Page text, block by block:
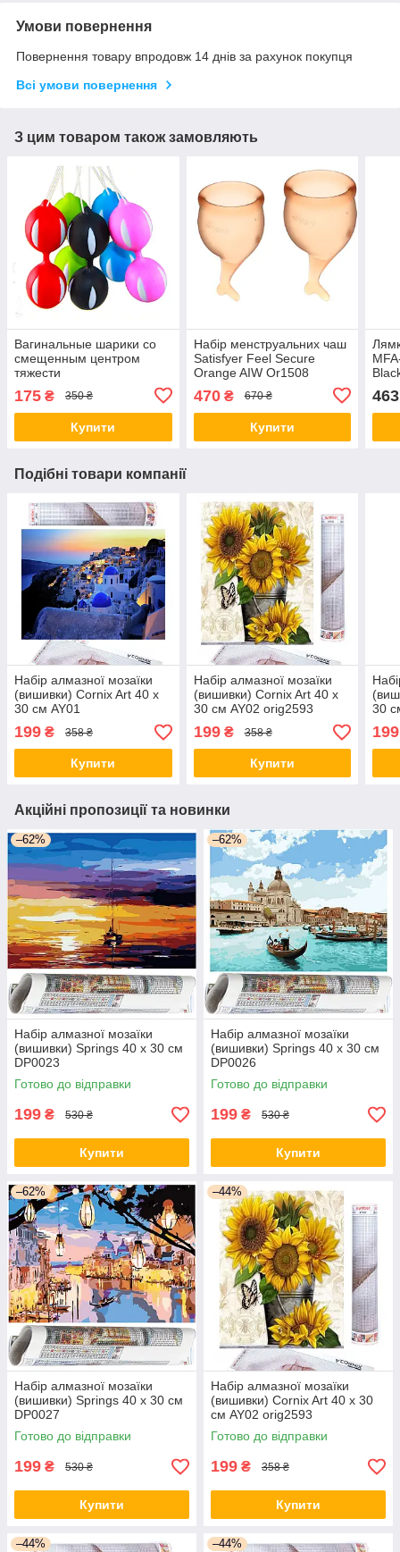
Умови повернення
Повернення товару впродовж 14 днів за рахунок покупця
Всі умови повернення
З цим товаром також замовляють
Вагинальные шарики со
смещенным центром
тяжести
175 ₴ 350 ₴
Купити
Набір менструальних чаш
Satisfyer Feel Secure
Orange AIW Or1508
470₴ 670 ₴
Купити
463
Подібні товари компанії
Набір алмазної мозаїки
(вишивки) Cornix Art 40 x
30 см AY01
199 ₴ 358 ₴
Купити
Набір алмазної мозаїки
(вишивки) Cornix Art 40 x
30 см AY02 orig2593
199₴ 358 ₴
Купити
30
199
Акційні пропозиції та новинки
–62%
Набір алмазної мозаїки
(вишивки) Springs 40 x 30 см
DP0023
Готово до відправки
199 ₴ 530 ₴
Купити
–62%
Набір алмазної мозаїки
(вишивки) Springs 40 x 30 см
DP0026
Готово до відправки
199 ₴ 530 ₴
Купити
–62%
Набір алмазної мозаїки
(вишивки) Springs 40 x 30 см
DP0027
Готово до відправки
199 ₴ 530 ₴
Купити
–44%
Набір алмазної мозаїки
(вишивки) Cornix Art 40 x 30
см AY02 orig2593
Готово до відправки
199 ₴ 358 ₴
Купити
–44% –44%